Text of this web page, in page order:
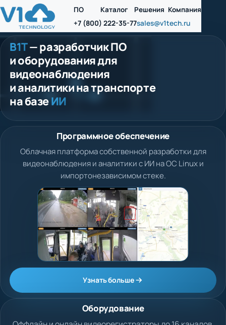
ПО Каталог Решения Компания
+7 (800) 222-35-77sales@v1tech.ru
В1Т— разработчик ПО
и оборудования для
видеонаблюдения
и аналитики на транспорте
на базеИИ
Программное обеспечение
Облачная платформа собственной разработки для
видеонаблюдения и аналитики с ИИ на ОС Linux и
импортонезависимом стеке.
Узнать больше
Оборудование